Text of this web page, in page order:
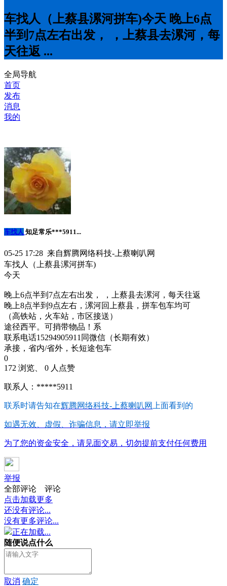
车找人（上蔡县漯河拼车)今天 晚上6点
半到7点左右出发， ，上蔡县去漯河，每
天往返 ...
全局导航
首页
发布
消息
我的
车找人 知足常乐***5911...
05-25 17:28 来自辉腾网络科技-上蔡喇叭网
车找人（上蔡县漯河拼车)
今天
晚上6点半到7点左右出发， ，上蔡县去漯河，每天往返
晚上8点半到9点左右，漯河回上蔡县，拼车包车均可
（高铁站，火车站，市区接送）
途径西平。可捎带物品！系
联系电话15294905911同微信（长期有效）
承接，省内/省外，长短途包车
0
172 浏览、 0 人点赞
联系人：*****5911
联系时请告知在辉腾网络科技-上蔡喇叭网 上面看到的
如遇无效、虚假、诈骗信息，请立即举报
为了您的资金安全，请见面交易，切勿提前支付任何费用
举报
全部评论
评论
点击加载更多
还没有评论...
没有更多评论...
正在加载...
随便说点什么
取消 确定